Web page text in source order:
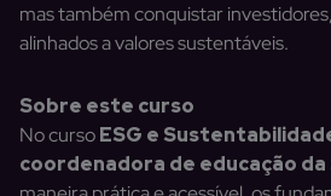
mas também conquistar
alinhados a valores sustentáveis.
Sobre este curso
No cursoESG e
coordenadora de educação da